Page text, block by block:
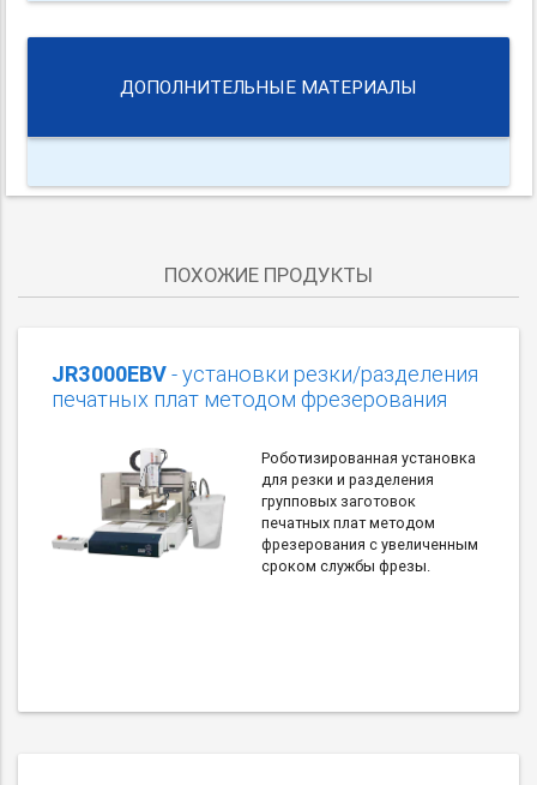
ДОПОЛНИТЕЛЬНЫЕ МАТЕРИАЛЫ
ПОХОЖИЕ ПРОДУКТЫ
JR3000EBV- установки резки/разделения
печатных плат методом фрезерования
Роботизированная установка
для резки и разделения
групповых заготовок
печатных плат методом
фрезерования с увеличенным
сроком службы фрезы.